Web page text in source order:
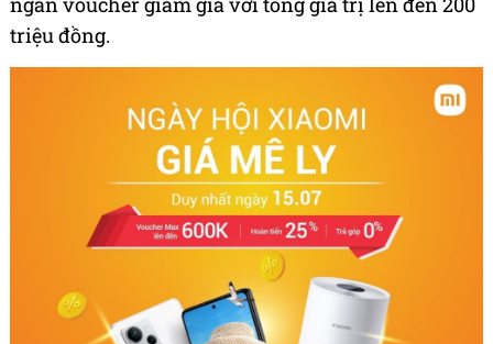
triệu đồng.